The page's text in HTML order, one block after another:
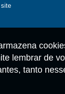
lembrar de
tanto
site